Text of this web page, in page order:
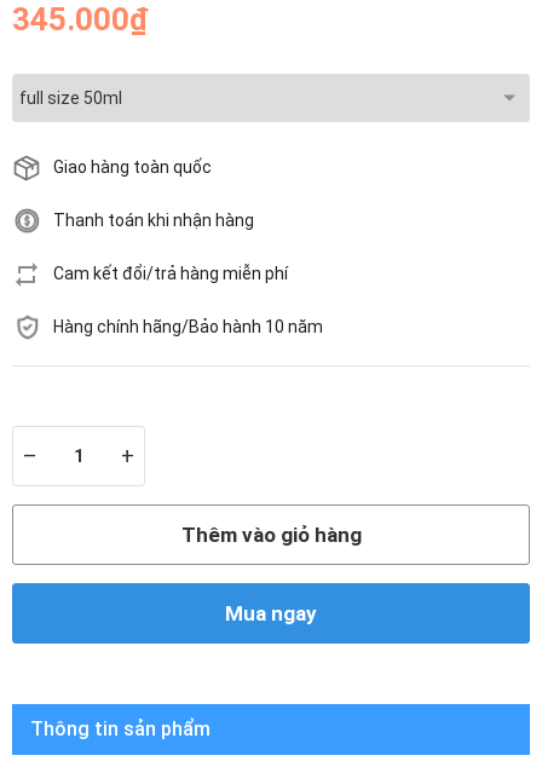
345.000₫
Giao hàng toàn quốc
Thanh toán khi nhận hàng
Cam kết đổi/trả hàng miễn phí
Hàng chính hãng/Bảo hành 10 năm
– +
Thêm vào giỏ hàng
Mua ngay
Thông tin sản phẩm